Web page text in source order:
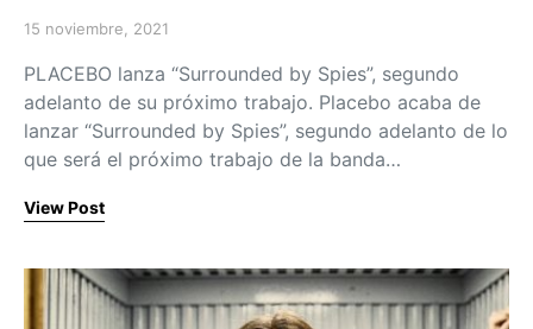
Posted on
15 noviembre, 2021
PLACEBO lanza “Surrounded by Spies”, segundo
adelanto de su próximo trabajo. Placebo acaba de
lanzar “Surrounded by Spies”, segundo adelanto de lo
que será el próximo trabajo de la banda…
View Post